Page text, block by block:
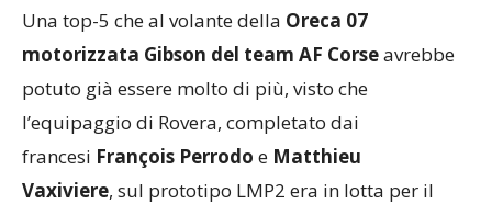
Una top-5 che al volante della Oreca 07
motorizzata Gibson del team AF Corseavrebbe
potuto già essere molto di più, visto che
l’equipaggio di Rovera, completato dai
francesi François Perrodo e Matthieu
Vaxiviere, sul prototipo LMP2 era in lotta per il